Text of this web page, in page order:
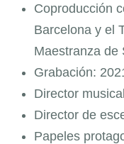
Coproducción
Barcelona y el
Maestranza de
Grabación:
Director
Director de
Papeles